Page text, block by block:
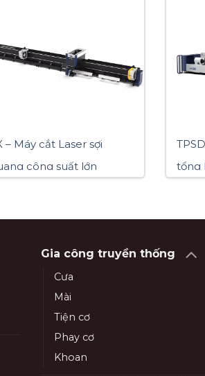
– Máy cắt Laser sợi
công suất lớn
tổng
Gia công truyền thống
Cưa
Mài
Tiện cơ
Phay cơ
Khoan